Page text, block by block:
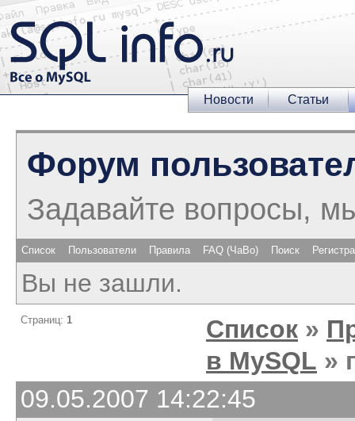
Новости Статьи
Форум
Задавайте вопросы,
Список Пользователи Правила FAQ (ЧаВо) Поиск
Вы не зашли.
Страниц: 1 Список »
в MySQL »
09.05.2007 14:22:45